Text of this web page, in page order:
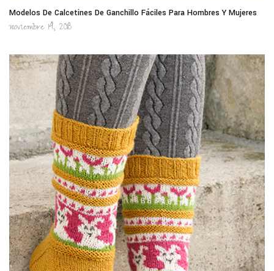
Modelos De Calcetines De Ganchillo Fáciles Para Hombres Y Mujeres
noviembre 14, 2018